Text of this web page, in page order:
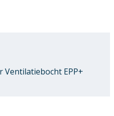
Ventilatiebocht EPP+